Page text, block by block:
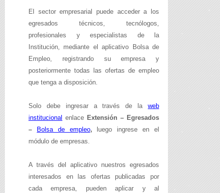
El sector empresarial puede acceder a los
egresados técnicos, tecnólogos,
profesionales y especialistas de la
Institución, mediante el aplicativo Bolsa de
Empleo, registrando su empresa y
posteriormente todas las ofertas de empleo
que tenga a disposición.
Solo debe ingresar a través de la web
institucional enlace Extensión – Egresados
–
Bolsa de empleo, luego ingrese en el
módulo de empresas.
A través del aplicativo nuestros egresados
interesados en las ofertas publicadas por
cada empresa, pueden aplicar y al